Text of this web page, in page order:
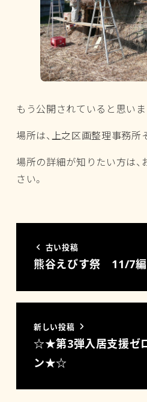
もう公開されていると思いま
場所は、上之区画整理事務所
場所の詳細が知りたい方は
さい。
古い投稿
熊谷えびす祭 11/7編
新しい投稿
☆★第3弾入居支援ゼ
ン★☆